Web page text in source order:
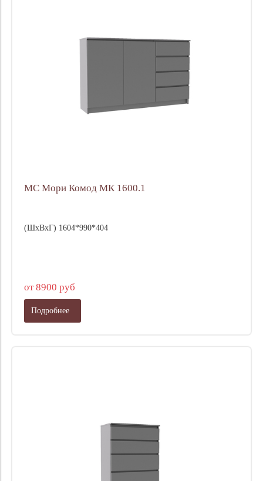
МС Мори Комод МК 1600.1
(ШхВхГ) 1604*990*404
от 8900 руб
Подробнее